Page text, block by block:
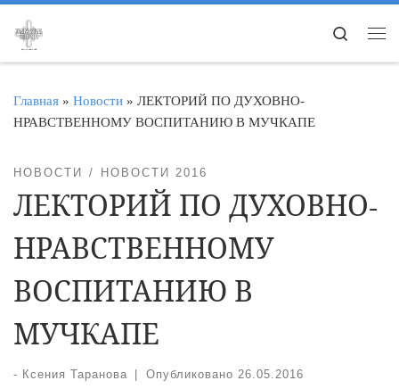
Перейти к содержимому
Search
Главная » Новости » ЛЕКТОРИЙ ПО ДУХОВНО-
НРАВСТВЕННОМУ ВОСПИТАНИЮ В МУЧКАПЕ
НОВОСТИ НОВОСТИ 2016
ЛЕКТОРИЙ ПО ДУХОВНО-
НРАВСТВЕННОМУ
ВОСПИТАНИЮ В
МУЧКАПЕ
- Ксения Таранова Опубликовано 26.05.2016